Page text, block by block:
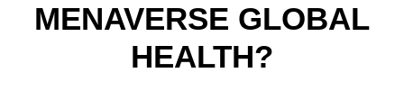
MENAVERSE GLOBAL
HEALTH?